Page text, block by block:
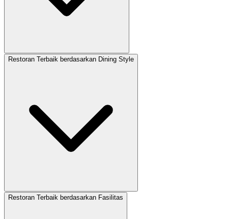
Restoran Terbaik berdasarkan Dining Style
Restoran Terbaik berdasarkan Fasilitas